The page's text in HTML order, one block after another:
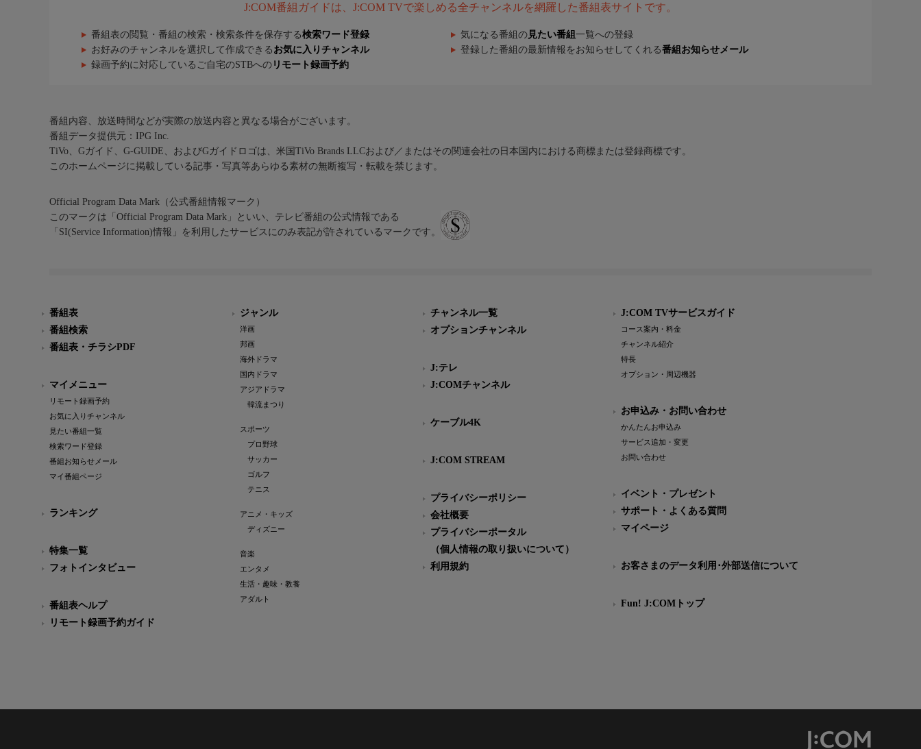
J:COM番組ガイドは、J:COM TVで楽しめる全チャンネルを網羅した番組表サイトです。
番組表の閲覧・番組の検索・検索条件を保存する検索ワード登録 気になる番組の 見たい番組 一覧への登録
お好みのチャンネルを選択して作成できる お気に入りチャンネル 登録した番組の最新情報をお知らせしてくれる番組お知らせメール
録画予約に対応しているご自宅のSTBへの リモート録画予約
番組内容、放送時間などが実際の放送内容と異なる場合がございます。
番組データ提供元：IPG Inc.
TiVo、Gガイド、G-GUIDE、およびGガイドロゴは、米国TiVo Brands LLCおよび／またはその関連会社の日本国内における商標または登録商標です。
このホームページに掲載している記事・写真等あらゆる素材の無断複写・転載を禁じます。
Official Program Data Mark（公式番組情報マーク）
このマークは「Official Program Data Mark」といい、テレビ番組の公式情報である
「SI(Service Information)情報」を利用したサービスにのみ表記が許されているマークです。
番組表
番組検索
番組表・チラシPDF
マイメニュー
リモート録画予約
お気に入りチャンネル
見たい番組一覧
検索ワード登録
番組お知らせメール
マイ番組ページ
ランキング
特集一覧
フォトインタビュー
番組表ヘルプ
リモート録画予約ガイド
ジャンル
洋画
邦画
海外ドラマ
国内ドラマ
アジアドラマ
韓流まつり
スポーツ
プロ野球
サッカー
ゴルフ
テニス
アニメ・キッズ
ディズニー
音楽
エンタメ
生活・趣味・教養
アダルト
チャンネル一覧
オプションチャンネル
J:テレ
J:COMチャンネル
ケーブル4K
J:COM STREAM
プライバシーポリシー
会社概要
プライバシーポータル
（個人情報の取り扱いについて）
利用規約
J:COM TVサービスガイド
コース案内・料金
チャンネル紹介
特長
オプション・周辺機器
お申込み・お問い合わせ
かんたんお申込み
サービス追加・変更
お問い合わせ
イベント・プレゼント
サポート・よくある質問
マイページ
お客さまのデータ利用･外部送信について
Fun! J:COMトップ